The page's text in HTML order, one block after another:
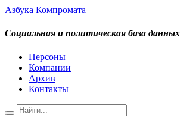
Азбука Компромата
Социальная и политическая база данных
Персоны
Компании
Архив
Контакты